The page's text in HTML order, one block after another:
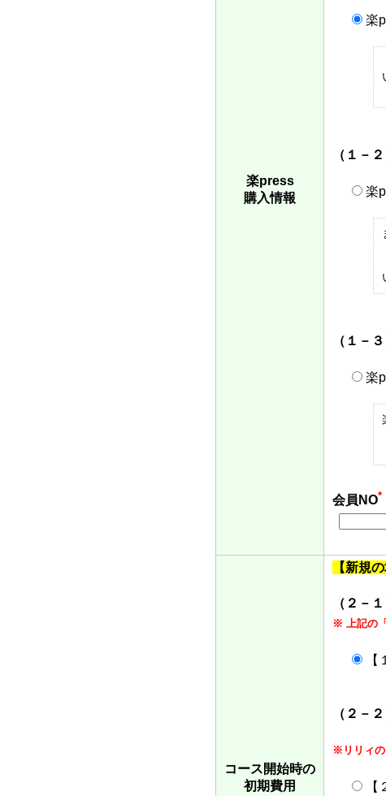
楽press
購入情報
楽
（１－
楽
（１－
楽
会員NO*
コース開始時の
初期費用
【新規
（２－
※ 上記の
（２－
※リリィの